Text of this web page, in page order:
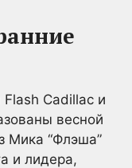
Cadillac и
весной
Мика “Флэша”
и лидера,